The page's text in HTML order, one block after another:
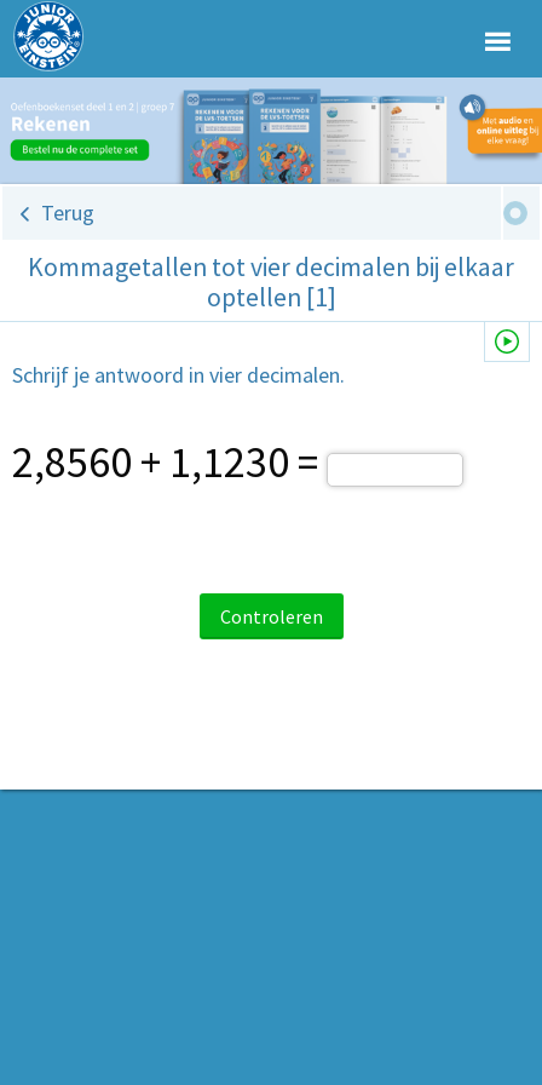
Terug
Kommagetallen tot vier decimalen bij elkaar
optellen [1]
Schrijf je antwoord in vier decimalen.
2,8560 + 1,1230 =